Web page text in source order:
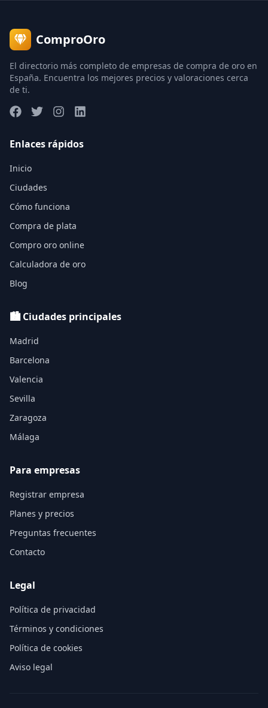
ComproOro
El directorio más completo de empresas de compra de oro en
España. Encuentra los mejores precios y valoraciones cerca
de ti.
Enlaces rápidos
Inicio
Ciudades
Cómo funciona
Compra de plata
Compro oro online
Calculadora de oro
Blog
🏙️ Ciudades principales
Madrid
Barcelona
Valencia
Sevilla
Zaragoza
Málaga
Para empresas
Registrar empresa
Planes y precios
Preguntas frecuentes
Contacto
Legal
Política de privacidad
Términos y condiciones
Política de cookies
Aviso legal